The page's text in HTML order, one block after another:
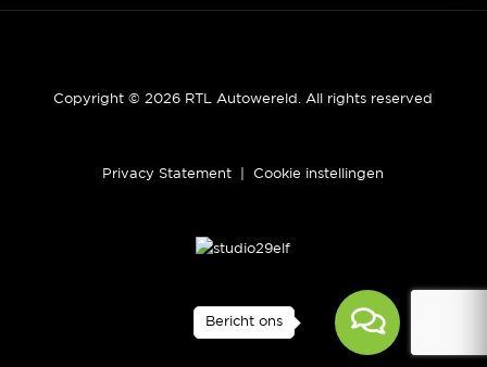
Bericht ons
Copyright © 2026 RTL Autowereld. All rights reserved
Privacy Statement Cookie instellingen